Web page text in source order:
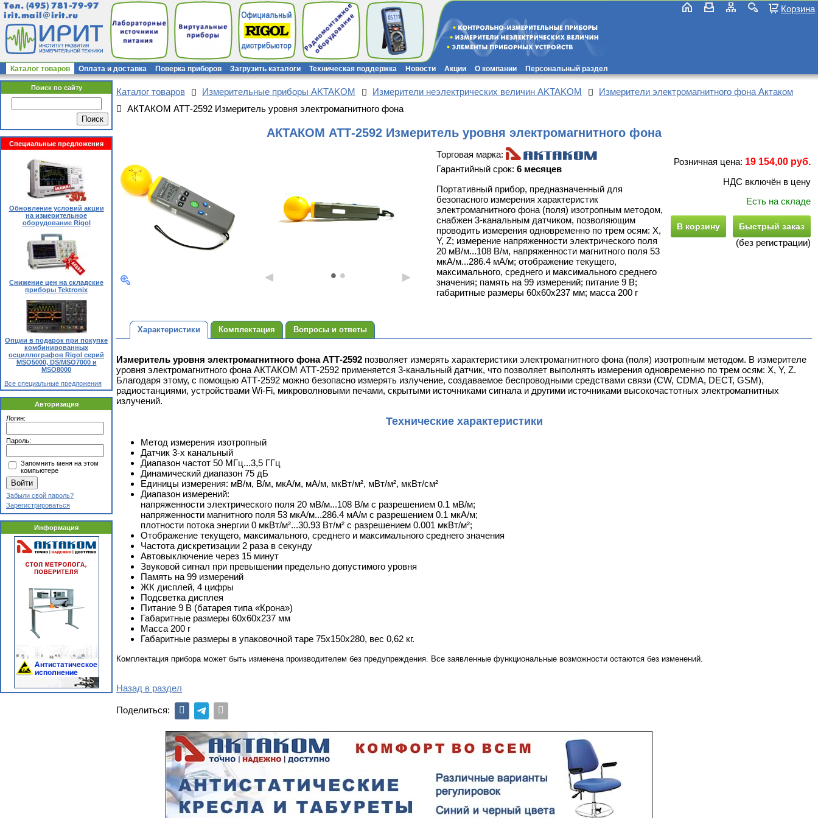
Тел. (495) 781-79-97
irit.mail@irit.ru
Корзина
Каталог товаров Оплата и доставка Поверка приборов Загрузить каталоги Техническая поддержка Новости Акции О компании Персональный раздел
Поиск по сайту
Специальные предложения
Обновление условий акции
на измерительное
оборудование Rigol
Снижение цен на складские
приборы Tektronix
Опции в подарок при покупке
комбинированных
осциллографов Rigol серий
MSO5000, DS/MSO7000 и
MSO8000
Все специальные предложения
Авторизация
Логин:
Пароль:
Запомнить меня на этом
компьютере
Забыли свой пароль?
Зарегистрироваться
Информация
Каталог товаров Измерительные приборы AKTAKOM Измерители неэлектрических величин AKTAKOM
Измерители электромагнитного фона Актаком
АКТАКОМ АТТ-2592 Измеритель уровня электромагнитного фона
АКТАКОМ АТТ-2592 Измеритель уровня электромагнитного фона
• •
◄ ►
Торговая марка:
Гарантийный срок: 6 месяцев
Портативный прибор, предназначенный для
безопасного измерения характеристик
электромагнитного фона (поля) изотропным методом,
снабжен 3-канальным датчиком, позволяющим
проводить измерения одновременно по трем осям: X,
Y, Z; измерение напряженности электрического поля
20 мВ/м...108 В/м, напряженности магнитного поля 53
мкА/м...286.4 мА/м; отображение текущего,
максимального, среднего и максимального среднего
значения; память на 99 измерений; питание 9 В;
габаритные размеры 60х60х237 мм; масса 200 г
Розничная цена: 19 154,00 руб.
НДС включён в цену
Есть на складе
В корзину Быстрый заказ
(без регистрации)
Характеристики Комплектация Вопросы и ответы
Измеритель уровня электромагнитного фона АТТ-2592 позволяет измерять характеристики электромагнитного фона (поля) изотропным методом. В измерителе
уровня электромагнитного фона АКТАКОМ АТТ-2592 применяется 3-канальный датчик, что позволяет выполнять измерения одновременно по трем осям: X, Y, Z.
Благодаря этому, с помощью АТТ-2592 можно безопасно измерять излучение, создаваемое беспроводными средствами связи (CW, CDMA, DECT, GSM),
радиостанциями, устройствами Wi-Fi, микроволновыми печами, скрытыми источниками сигнала и другими источниками высокочастотных электромагнитных
излучений.
Технические характеристики
Метод измерения изотропный
Датчик 3-х канальный
Диапазон частот 50 МГц...3,5 ГГц
Динамический диапазон 75 дБ
Единицы измерения: мВ/м, В/м, мкА/м, мА/м, мкВт/м², мВт/м², мкВт/см²
Диапазон измерений:
напряженности электрического поля 20 мВ/м...108 В/м с разрешением 0.1 мВ/м;
напряженности магнитного поля 53 мкА/м...286.4 мА/м с разрешением 0.1 мкА/м;
плотности потока энергии 0 мкВт/м²...30.93 Вт/м² с разрешением 0.001 мкВт/м²;
Отображение текущего, максимального, среднего и максимального среднего значения
Частота дискретизации 2 раза в секунду
Автовыключение через 15 минут
Звуковой сигнал при превышении предельно допустимого уровня
Память на 99 измерений
ЖК дисплей, 4 цифры
Подсветка дисплея
Питание 9 В (батарея типа «Крона»)
Габаритные размеры 60х60х237 мм
Масса 200 г
Габаритные размеры в упаковочной таре 75х150х280, вес 0,62 кг.
Комплектация прибора может быть изменена производителем без предупреждения. Все заявленные функциональные возможности остаются без изменений.
Назад в раздел
Поделиться: